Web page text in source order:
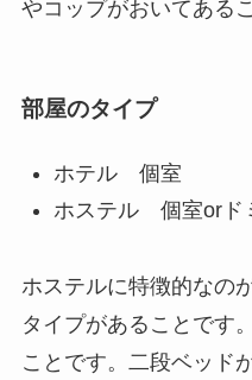
やコップがおいてある
部屋のタイプ
ホテル 個室
ホステル 個室orド
ホステルに特徴的なの
タイプがあることです
ことです。二段ベッド